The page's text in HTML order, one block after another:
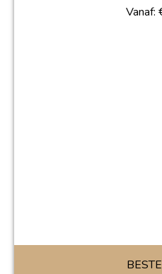
Vanaf: